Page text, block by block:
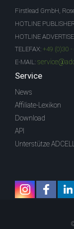
Firstlead GmbH,
HOTLINE
HOTLINE
TELEFAX: +49 (0)30
E-MAIL:
Service
News
Affiliate-Lexikon
Download
API
Unterstütze ADCELL